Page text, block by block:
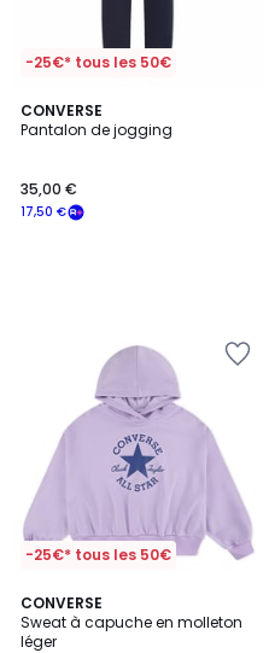
-25€* tous les 50€
CONVERSE
Pantalon de jogging
17,50 €
35,00 €
-25€* tous les 50€
CONVERSE
Sweat à capuche en molleton
léger